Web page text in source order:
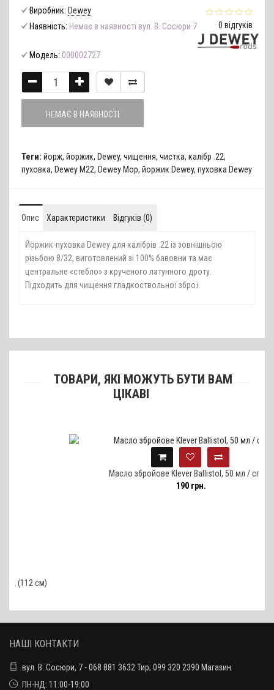
0 відгуків
Виробник: Dewey
Наявність: Немає в наявності вул. В. Сосюри 7
Модель: 000002727
НЕМАЄ В НАЯВНОСТІ
Теги: йорж, йоржик, Dewey, чищення, чистка, калібр .22,
пуховка, Dewey M22, Dewey Mop, йоржик Dewey, пуховка Dewey
Опис Характеристики Відгуків (0)
Йоржик-пуховка Dewey для калібрів .22 із зовнішньою
різьбою 8/32, виготовлений зі 100% бавовни та має
центральне «стебло» з крученого латунного дроту.
Підходить для чищення гладкоствольної зброї.
ТОВАРИ, ЯКІ МОЖУТЬ БУТИ ВАМ
ЦІКАВІ
Масло збройове Klever Ballistol, 50 мл / спрей
НАШІ КОНТАКТИ
вул. В. Сосюри, 7 - 068 881 3632 Тир; 099 320 2390 Магазин
ПН-НД: 11:00-19:00